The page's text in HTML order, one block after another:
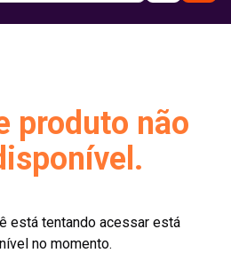
produto não
está tentando acessar está
no momento.